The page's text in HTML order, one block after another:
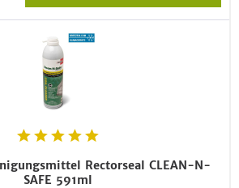
Rectorseal CLEAN-N-
SAFE 591ml